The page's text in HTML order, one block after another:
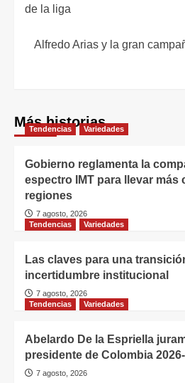
de la liga
Alfredo Arias y la gran
Más historias
Tendencias Variedades
Gobierno reglamenta la
espectro IMT para llevar más
regiones
7 agosto, 2026
Tendencias
Variedades
Las claves para una
incertidumbre institucional
7 agosto, 2026
Tendencias
Variedades
Abelardo De la Espriella
presidente de Colombia
7 agosto, 2026